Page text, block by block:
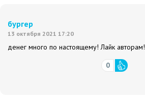
бургер
13 октября 2021 17:20
денег много по настоящему! Лайк авторам!
0